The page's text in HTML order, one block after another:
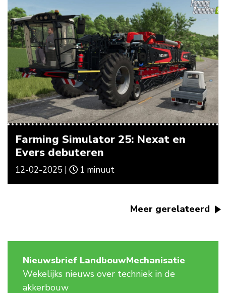
Farming Simulator 25: Nexat en
Evers debuteren
12-02-2025 | 1 minuut
Meer gerelateerd
Nieuwsbrief LandbouwMechanisatie
Wekelijks nieuws over techniek in de
akkerbouw